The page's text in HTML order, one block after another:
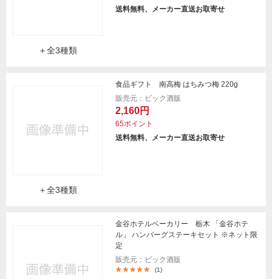
＋全3種類
送料無料、メーカー直送お取寄せ
＋全3種類
食品ギフト 南高梅 はちみつ梅 220g
販売元：ビック酒販
2,160円
65ポイント
送料無料、メーカー直送お取寄せ
金谷ホテルベーカリー 栃木 「金谷ホテ
ル」 ハンバーグステーキセット ※ネット限
定
販売元：ビック酒販
(1)